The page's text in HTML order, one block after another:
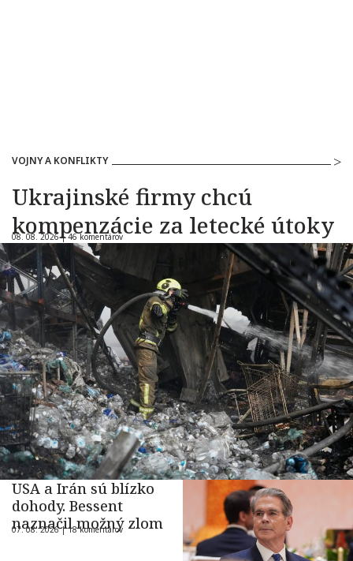
VOJNY A KONFLIKTY
Ukrajinské firmy chcú
kompenzácie za letecké útoky
08. 08. 2026 |46 komentárov
USA a Irán sú blízko
dohody. Bessent
naznačil možný zlom
07. 08. 2026 |18 komentárov